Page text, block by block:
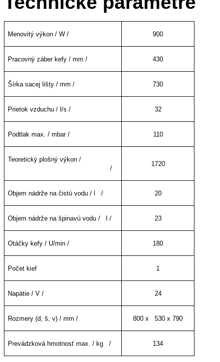
Menovitý výkon / W / 900
Pracovný záber kefy / mm / 430
Šírka sacej lišty / mm / 730
Prietok vzduchu / l/s / 32
Podtlak max. / mbar / 110
Teoretický plošný výkon /
/
1720
Objem nádrže na čistú vodu / l / 20
Objem nádrže na špinavú vodu / l / 23
Otáčky kefy / U/min / 180
Počet kief 1
Napätie / V / 24
Rozmery (d, š, v) / mm / 800 x 530 x 790
Prevádzková hmotnosť max. / kg / 134